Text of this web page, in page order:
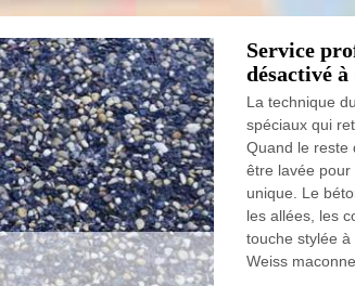
Service
désactivé
La technique
spéciaux qui
Quand le reste
être lavée
unique. Le
les allées, les
touche stylée
Weiss